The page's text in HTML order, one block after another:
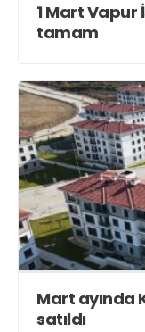
1 Mart Vapur
tamam
Mart ayında
satıldı